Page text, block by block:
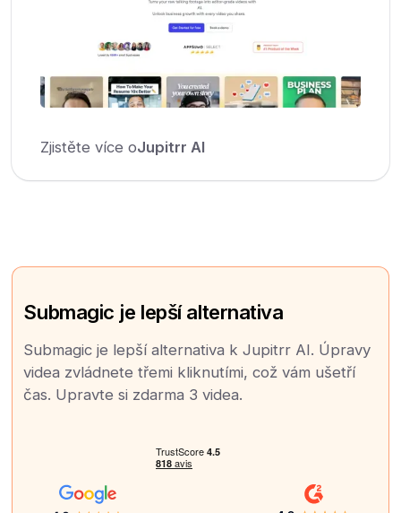
Zjistěte více oJupitrr AI
Submagic je lepší alternativa
Submagic je lepší alternativa k Jupitrr AI. Úpravy
videa zvládnete třemi kliknutími, což vám ušetří
čas. Upravte si zdarma 3 videa.